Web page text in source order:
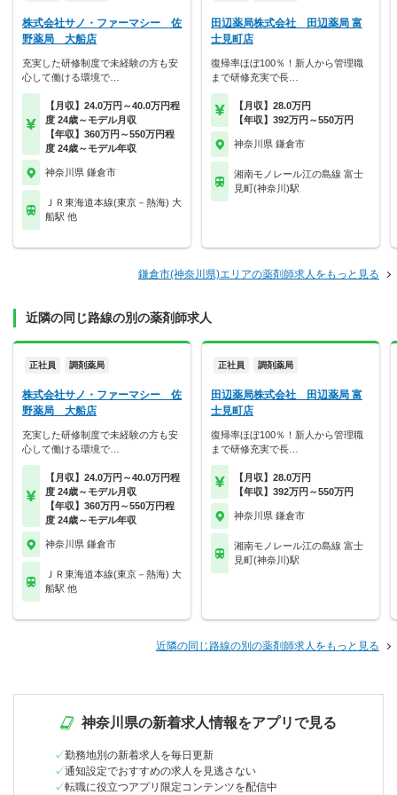
株式会社サノ・ファーマシー 佐
野薬局 大船店
充実した研修制度で未経験の方も安
心して働ける環境で…
【月収】24.0万円～40.0万円程
度 24歳～モデル月収
【年収】360万円～550万円程
度 24歳～モデル年収
神奈川県 鎌倉市
ＪＲ東海道本線(東京－熱海) 大
船駅 他
田辺薬局株式会社 田辺薬局 富
士見町店
復帰率ほぼ100％！新人から管理職
まで研修充実で長…
【月収】28.0万円
【年収】392万円～550万円
神奈川県 鎌倉市
湘南モノレール江の島線 富士
見町(神奈川)駅
鎌倉市(神奈川県)エリアの薬剤師求人をもっと見る
近隣の同じ路線の別の薬剤師求人
正社員 調剤薬局
株式会社サノ・ファーマシー 佐
野薬局 大船店
充実した研修制度で未経験の方も安
心して働ける環境で…
【月収】24.0万円～40.0万円程
度 24歳～モデル月収
【年収】360万円～550万円程
度 24歳～モデル年収
神奈川県 鎌倉市
ＪＲ東海道本線(東京－熱海) 大
船駅 他
正社員 調剤薬局
田辺薬局株式会社 田辺薬局 富
士見町店
復帰率ほぼ100％！新人から管理職
まで研修充実で長…
【月収】28.0万円
【年収】392万円～550万円
神奈川県 鎌倉市
湘南モノレール江の島線 富士
見町(神奈川)駅
近隣の同じ路線の別の薬剤師求人をもっと見る
神奈川県の新着求人情報をアプリで見る
勤務地別の新着求人を毎日更新
通知設定でおすすめの求人を見逃さない
転職に役立つアプリ限定コンテンツを配信中